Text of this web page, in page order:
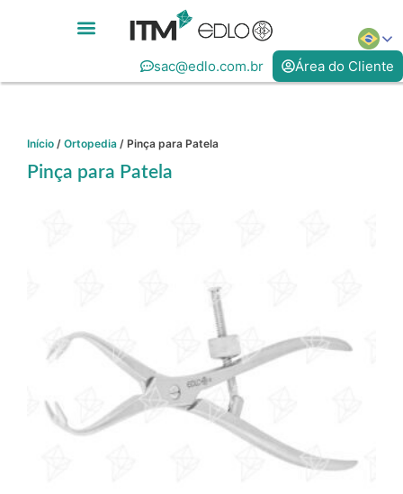
sac@edlo.com.br Área do Cliente
Início / Ortopedia / Pinça para Patela
Pinça para Patela